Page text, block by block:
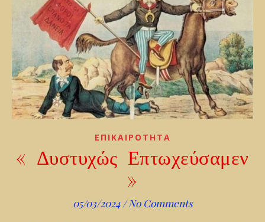
ΕΠΙΚΑΙΡΟΤΗΤΑ
« Δυστυχώς Επτωχεύσαμεν
»
05/03/2024 / No Comments